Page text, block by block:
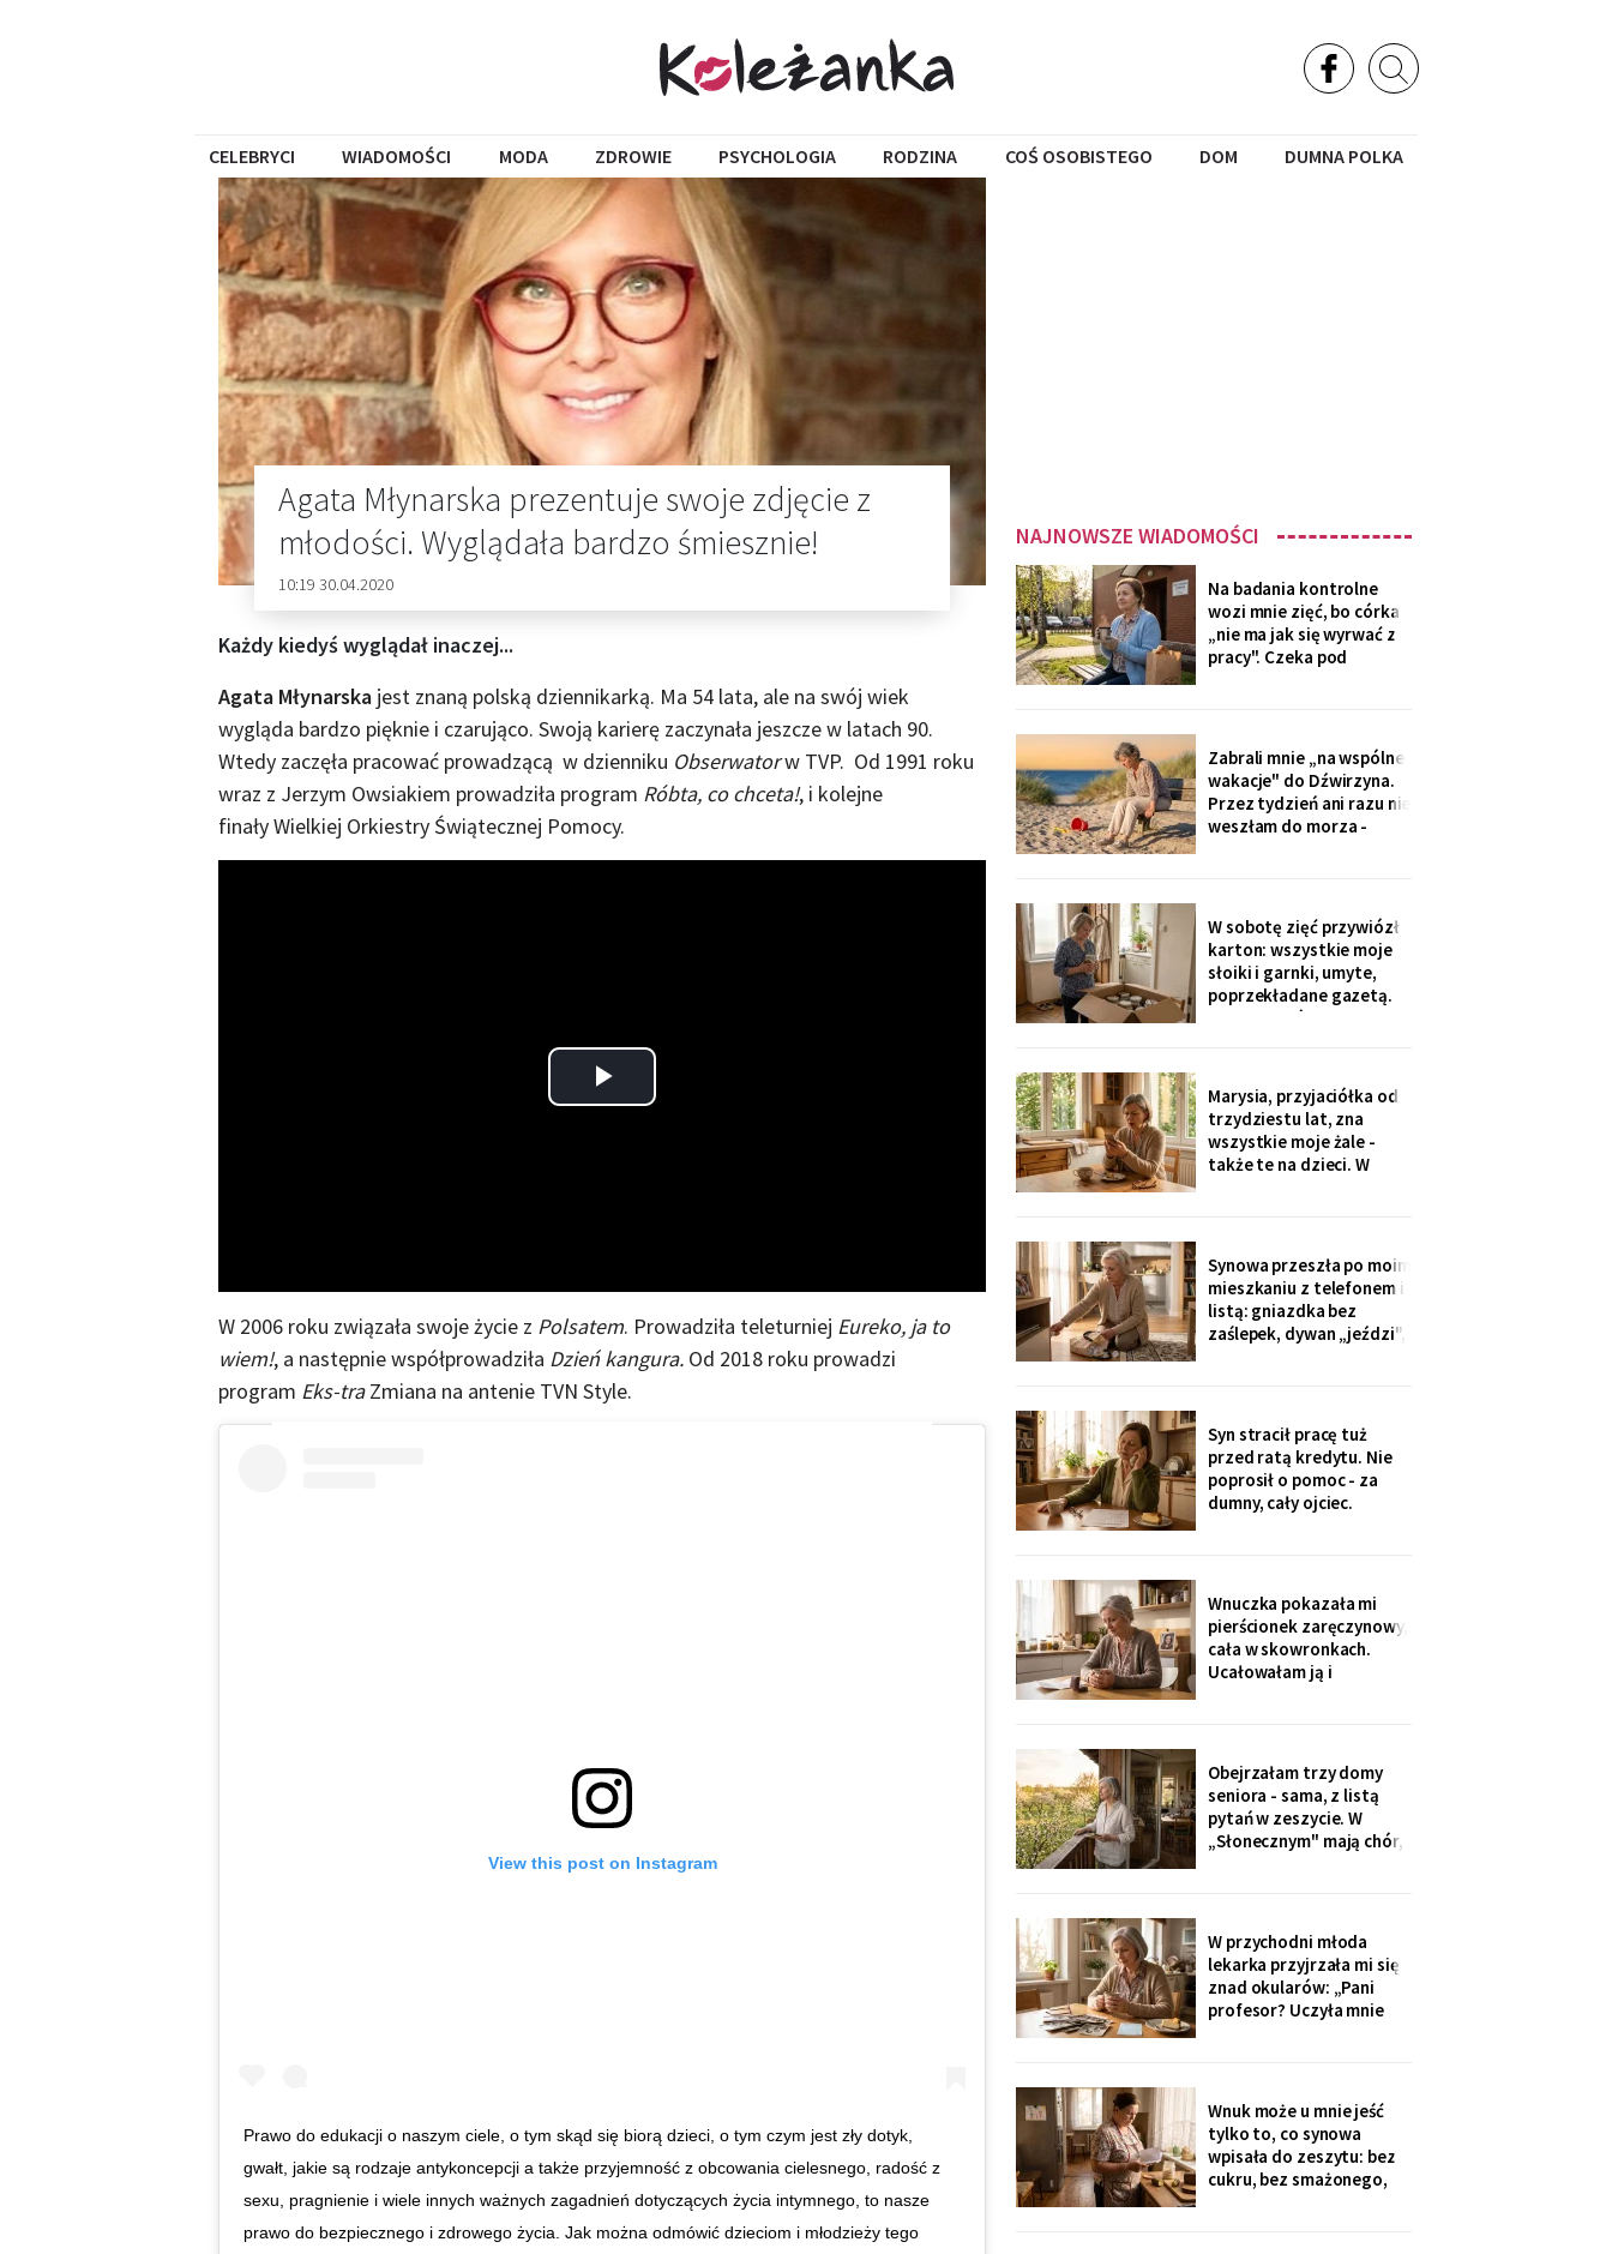
CELEBRYCI WIADOMOŚCI MODA ZDROWIE PSYCHOLOGIA RODZINA COŚ OSOBISTEGO DOM DUMNA POLKA
Agata Młynarska prezentuje swoje zdjęcie z
młodości. Wyglądała bardzo śmiesznie!
10:19 30.04.2020
Każdy kiedyś wyglądał inaczej...
Agata Młynarska jest znaną polską dziennikarką. Ma 54 lata, ale na swój wiek
wygląda bardzo pięknie i czarująco. Swoją karierę zaczynała jeszcze w latach 90.
Wtedy zaczęła pracować prowadzącą w dzienniku Obserwatorw TVP. Od 1991 roku
wraz z Jerzym Owsiakiem prowadziła program Róbta, co chceta!, i kolejne
finały Wielkiej Orkiestry Świątecznej Pomocy.
Play
W 2006 roku związała swoje życie z Polsatem. Prowadziła teleturniej Eureko, ja to
wiem!, a następnie współprowadziła Dzień kangura. Od 2018 roku prowadzi
program Eks-traZmiana na antenie TVN Style.
View this post on Instagram
Prawo do edukacji o naszym ciele, o tym skąd się biorą dzieci, o tym czym jest zły dotyk,
gwałt, jakie są rodzaje antykoncepcji a także przyjemność z obcowania cielesnego, radość z
sexu, pragnienie i wiele innych ważnych zagadnień dotyczących życia intymnego, to nasze
prawo do bezpiecznego i zdrowego życia. Jak można odmówić dzieciom i młodzieży tego
NAJNOWSZE WIADOMOŚCI
Na badania kontrolne
wozi mnie zięć, bo córka
„nie ma jak się wyrwać z
pracy". Czeka pod
powiedział cicho: „niech
się mama na nią nie
gniewa. Ona zapomina, że
mama nie będzie
Zabrali mnie „na wspólne
wakacje" do Dźwirzyna.
Przez tydzień ani razu nie
weszłam do morza -
powrotnej syn zapytał: „i
jak, mamo, odpoczęłaś?".
Piasek przywiozłam tylko
w butach, z placu
W sobotę zięć przywiózł
karton: wszystkie moje
słoiki i garnki, umyte,
poprzekładane gazetą.
„Synowa mówi, że już nie
Dwadzieścia lat woziłam
im niedzielne obiady.
Karton stoi w
przedpokoju trzeci dzień
- nie
Marysia, przyjaciółka od
trzydziestu lat, zna
wszystkie moje żale -
także te na dzieci. W
córki, siedziała Marysia.
Mnie nie zaproszono.
Córka wyjaśniła krótko:
„Marysia tak
Synowa przeszła po moim
mieszkaniu z telefonem i
listą: gniazdka bez
zaślepek, dywan „jeździ",
przywozić". Zaślepki
kupiłam w poniedziałek.
Własną trójkę
wychowałam bez ani
jednej.
Syn stracił pracę tuż
przed ratą kredytu. Nie
poprosił o pomoc - za
dumny, cały ojciec.
prezent ślubny".
Wieczorem zadzwonił i
długo milczał w
słuchawce - pierwszy raz
od lat
Wnuczka pokazała mi
pierścionek zaręczynowy,
cała w skowronkach.
Ucałowałam ją i
go nie zamykaj". Zdziwiła
się, mama się obruszyła.
Kiedyś zrozumie - ja
zrozumiałam o
czterdzieści lat za
Obejrzałam trzy domy
seniora - sama, z listą
pytań w zeszycie. W
„Słonecznym" mają chór,
widokiem na sad i
podpisałam papiery.
Dzieciom powiem po
fakcie - niech raz
dowiedzą się ostatnie.
W przychodni młoda
lekarka przyjrzała mi się
znad okularów: „Pani
profesor? Uczyła mnie
ucałowała w oba policzki.
Córka wieczorem
zapytała tylko, czy przy
okazji wzięłam receptę
na
Wnuk może u mnie jeść
tylko to, co synowa
wpisała do zeszytu: bez
cukru, bez smażonego,